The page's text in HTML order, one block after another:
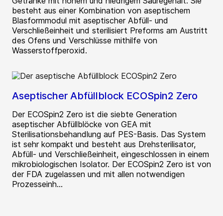
besteht aus einer Kombination von aseptischem
Blasformmodul mit aseptischer Abfüll- und
Verschließeinheit und sterilisiert Preforms am Austritt
des Ofens und Verschlüsse mithilfe von
Wasserstoffperoxid.
Aseptischer Abfüllblock ECOSpin2 Zero
Der ECOSpin2 Zero ist die siebte Generation
aseptischer Abfüllblöcke von GEA mit
Sterilisationsbehandlung auf PES-Basis. Das System
ist sehr kompakt und besteht aus Drehsterilisator,
Abfüll- und Verschließeinheit, eingeschlossen in einem
mikrobiologischen Isolator. Der ECOSpin2 Zero ist von
der FDA zugelassen und mit allen notwendigen
Prozesseinh...